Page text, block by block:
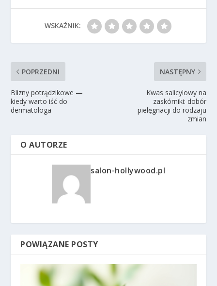
WSKAŹNIK:
POPRZEDNI
Blizny potrądzikowe —
kiedy warto iść do
dermatologa
NASTĘPNY
Kwas salicylowy na
zaskórniki: dobór
pielęgnacji do rodzaju
zmian
O AUTORZE
salon-hollywood.pl
POWIĄZANE POSTY